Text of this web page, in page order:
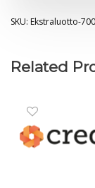
SKU: Ekstraluotto-
Related